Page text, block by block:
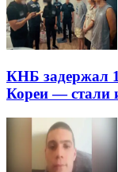
КНБ задержал
Кореи — стали